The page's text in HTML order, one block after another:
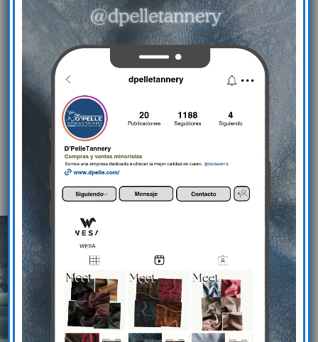
Descubre cómo nuestro proceso da vida a
materiales que inspiran diseño, elegancia y
autenticidad.
Solicita una muestra